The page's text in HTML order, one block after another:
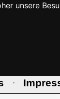
unsere
·